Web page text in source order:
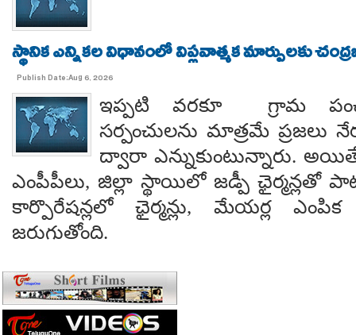
స్థానిక ఎన్నికల విధానంలో విప్లవాత్మక మార్పులకు
Publish Date:Aug 6, 2026
ఇప్పటి వరకూ గ్రామ
సర్పంచులను మాత్రమే ప్రజలు
ద్వారా ఎన్నుకుంటున్నారు.
ఎంపీపీలు, జిల్లా స్థాయిలో జడ్పీ ఛైర్మన్లతో
కార్పొరేషన్లలో ఛైర్మన్లు, మేయర్ల ఎంపిక
జరుగుతోంది.